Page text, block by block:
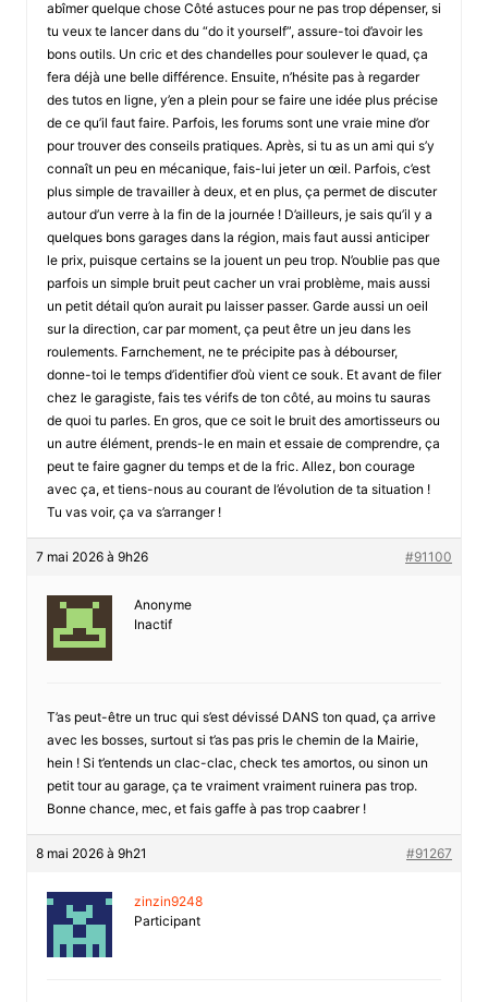
abîmer quelque chose Côté astuces pour ne pas trop dépenser, si
tu veux te lancer dans du “do it yourself”, assure-toi d’avoir les
bons outils. Un cric et des chandelles pour soulever le quad, ça
fera déjà une belle différence. Ensuite, n’hésite pas à regarder
des tutos en ligne, y’en a plein pour se faire une idée plus précise
de ce qu’il faut faire. Parfois, les forums sont une vraie mine d’or
pour trouver des conseils pratiques. Après, si tu as un ami qui s’y
connaît un peu en mécanique, fais-lui jeter un œil. Parfois, c’est
plus simple de travailler à deux, et en plus, ça permet de discuter
autour d’un verre à la fin de la journée ! D’ailleurs, je sais qu’il y a
quelques bons garages dans la région, mais faut aussi anticiper
le prix, puisque certains se la jouent un peu trop. N’oublie pas que
parfois un simple bruit peut cacher un vrai problème, mais aussi
un petit détail qu’on aurait pu laisser passer. Garde aussi un oeil
sur la direction, car par moment, ça peut être un jeu dans les
roulements. Farnchement, ne te précipite pas à débourser,
donne-toi le temps d’identifier d’où vient ce souk. Et avant de filer
chez le garagiste, fais tes vérifs de ton côté, au moins tu sauras
de quoi tu parles. En gros, que ce soit le bruit des amortisseurs ou
un autre élément, prends-le en main et essaie de comprendre, ça
peut te faire gagner du temps et de la fric. Allez, bon courage
avec ça, et tiens-nous au courant de l’évolution de ta situation !
Tu vas voir, ça va s’arranger !
7 mai 2026 à 9h26 #91100
Anonyme
Inactif
T’as peut-être un truc qui s’est dévissé DANS ton quad, ça arrive
avec les bosses, surtout si t’as pas pris le chemin de la Mairie,
hein ! Si t’entends un clac-clac, check tes amortos, ou sinon un
petit tour au garage, ça te vraiment vraiment ruinera pas trop.
Bonne chance, mec, et fais gaffe à pas trop caabrer !
8 mai 2026 à 9h21 #91267
zinzin9248
Participant